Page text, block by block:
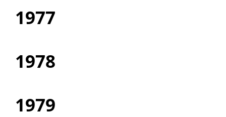
1977
1978
1979